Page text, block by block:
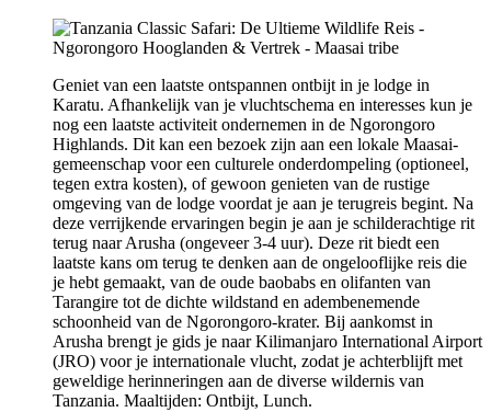
Geniet van een laatste ontspannen ontbijt in je lodge in
Karatu. Afhankelijk van je vluchtschema en interesses kun je
nog een laatste activiteit ondernemen in de Ngorongoro
Highlands. Dit kan een bezoek zijn aan een lokale Maasai-
gemeenschap voor een culturele onderdompeling (optioneel,
tegen extra kosten), of gewoon genieten van de rustige
omgeving van de lodge voordat je aan je terugreis begint. Na
deze verrijkende ervaringen begin je aan je schilderachtige rit
terug naar Arusha (ongeveer 3-4 uur). Deze rit biedt een
laatste kans om terug te denken aan de ongelooflijke reis die
je hebt gemaakt, van de oude baobabs en olifanten van
Tarangire tot de dichte wildstand en adembenemende
schoonheid van de Ngorongoro-krater. Bij aankomst in
Arusha brengt je gids je naar Kilimanjaro International Airport
(JRO) voor je internationale vlucht, zodat je achterblijft met
geweldige herinneringen aan de diverse wildernis van
Tanzania. Maaltijden: Ontbijt, Lunch.